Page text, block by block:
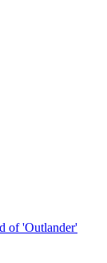
of 'Outlander'